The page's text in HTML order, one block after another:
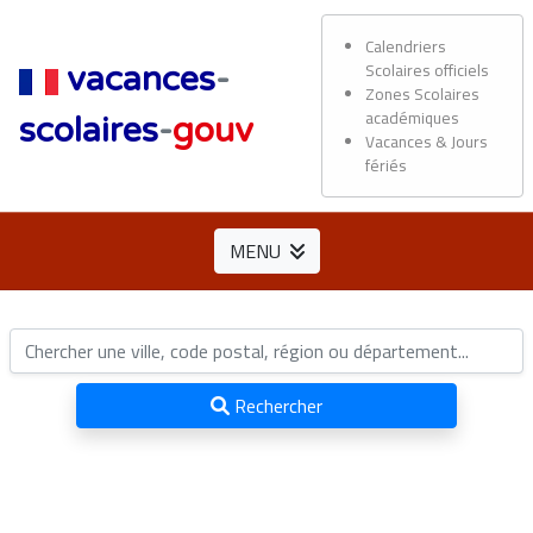
vacances-
scolaires-gouv
Calendriers
Scolaires officiels
Zones Scolaires
académiques
Vacances & Jours
fériés
MENU
Rechercher